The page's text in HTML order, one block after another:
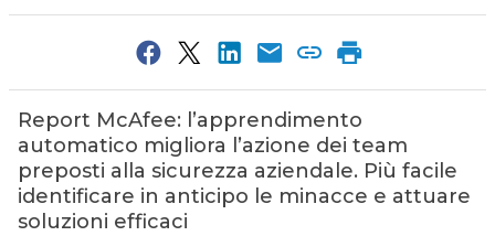
Report McAfee: l’apprendimento
automatico migliora l’azione dei team
preposti alla sicurezza aziendale. Più facile
identificare in anticipo le minacce e attuare
soluzioni efficaci